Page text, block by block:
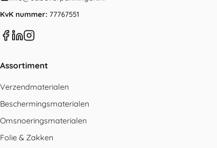
KvK nummer: 77767551
Assortiment
Verzendmaterialen
Beschermingsmaterialen
Omsnoeringsmaterialen
Folie & Zakken